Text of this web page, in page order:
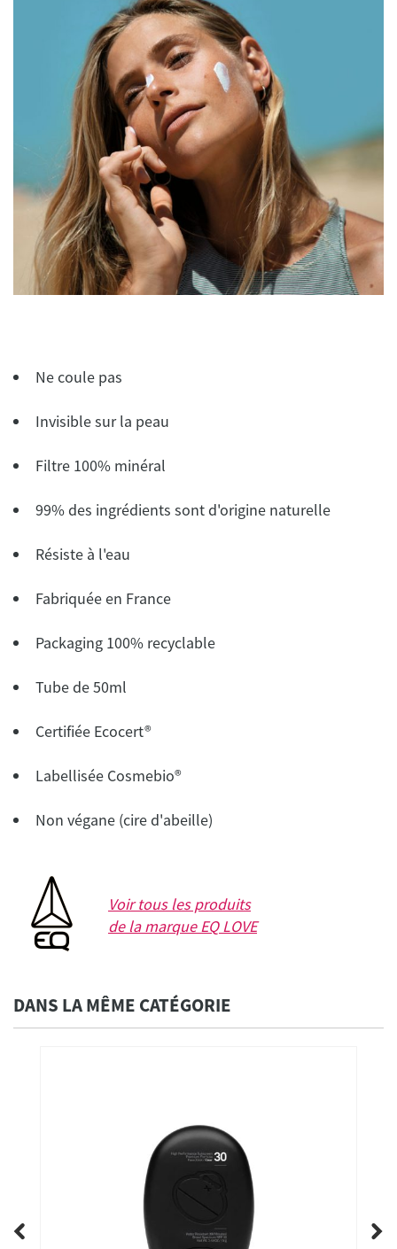
Ne coule pas
Invisible sur la peau
Filtre 100% minéral
99% des ingrédients sont d'origine naturelle
Résiste à l'eau
Fabriquée en France
Packaging 100% recyclable
Tube de 50ml
Certifiée Ecocert®
Labellisée Cosmebio®
Non végane (cire d'abeille)
Voir tous les produits
de la marqueEQ LOVE
DANS LA MÊME CATÉGORIE